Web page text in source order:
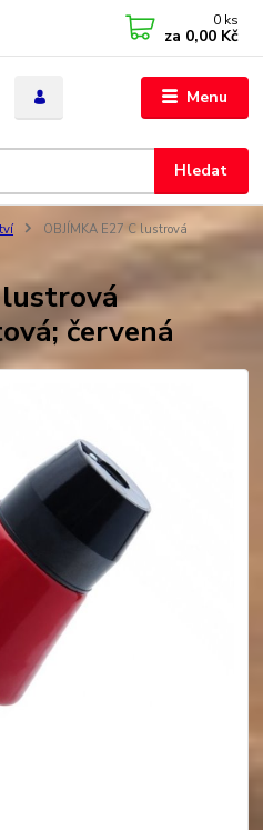
Menu
Hledat
0 ks
za 0,00 Kč
OBJÍMKA E27 C lustrová
lustrová
červená